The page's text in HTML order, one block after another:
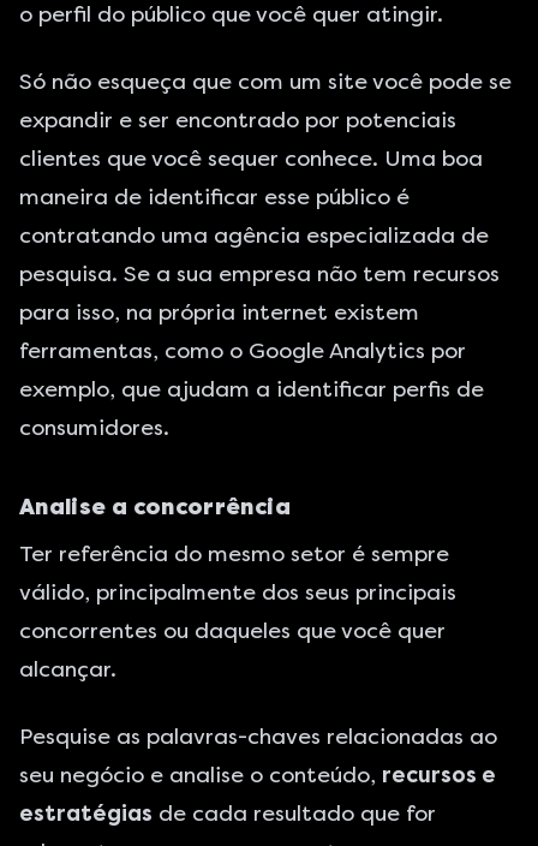
o perfil do público que você quer atingir.
Só não esqueça que com um site você pode se
expandir e ser encontrado por potenciais
clientes que você sequer conhece. Uma boa
maneira de identificar esse público é
contratando uma agência especializada de
pesquisa. Se a sua empresa não tem recursos
para isso, na própria internet existem
ferramentas, como o Google Analytics por
exemplo, que ajudam a identificar perfis de
consumidores.
Analise a concorrência
Ter referência do mesmo setor é sempre
válido, principalmente dos seus principais
concorrentes ou daqueles que você quer
alcançar.
Pesquise as palavras-chaves relacionadas ao
seu negócio e analise o conteúdo, recursos e
estratégias de cada resultado que for